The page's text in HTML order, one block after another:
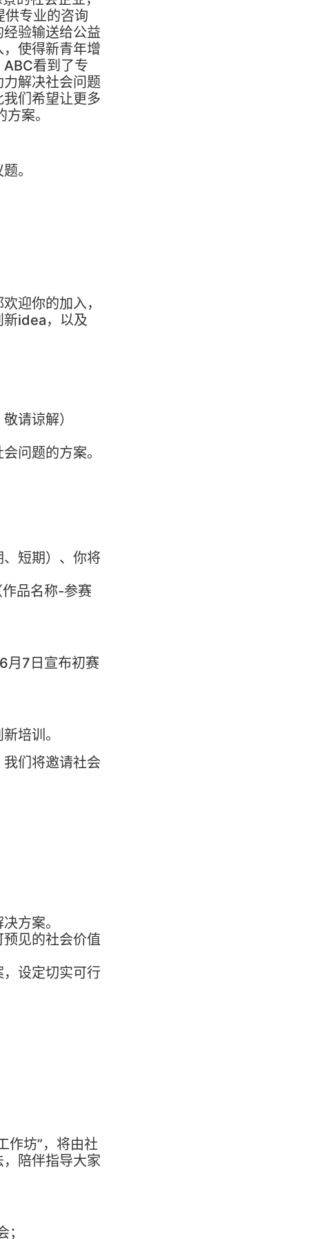
供专业的咨询
验输送给公益
使得新青年增
看到了专
解决社会问题
们希望让更多
案。
。
迎你的加入，
新idea，以及
请谅解）
问题的方案。
短期）、你将
品名称-参赛
月7日宣布初赛
培训。
们将邀请社会
：
方案。
见的社会价值
设定切实可行
作坊”，将由社
陪伴指导大家